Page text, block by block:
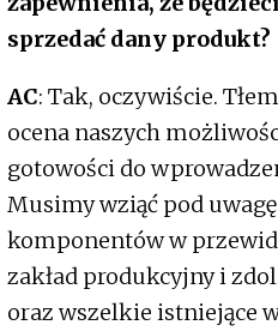
sprzedać dany produkt?
AC: Tak, oczywiście.
ocena naszych
gotowości do
Musimy wziąć pod
komponentów w
zakład produkcyjny i
oraz wszelkie istniejące